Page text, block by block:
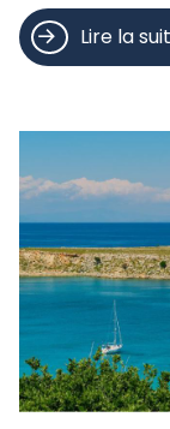
Lire la